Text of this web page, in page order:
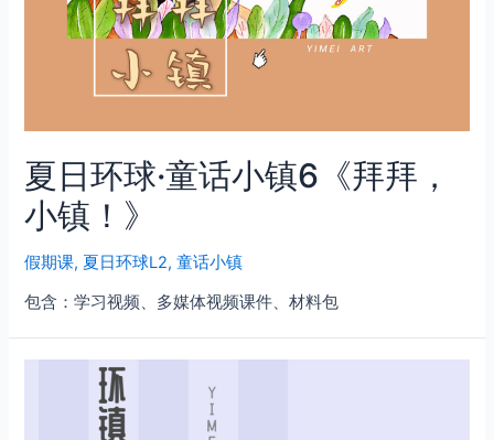
夏日环球·童话小镇6《拜拜，
小镇！》
假期课, 夏日环球L2,童话小镇
包含：学习视频、多媒体视频课件、材料包